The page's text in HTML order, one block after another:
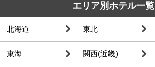
エリア別ホテル一覧
北海道 東北
東海 関西(近畿)